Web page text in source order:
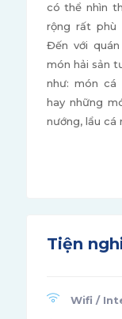
có thể nhìn
rộng rất phù
Đến với
món hải sản
như: món cá
hay những
nướng, lẩu cá
Tiện
Wifi /